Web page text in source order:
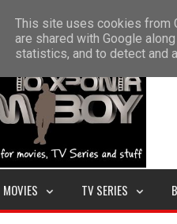
HOME ABOUT US
MOVIES TV SERIES
This site uses cookies from
are shared with Google
statistics, and to detect and